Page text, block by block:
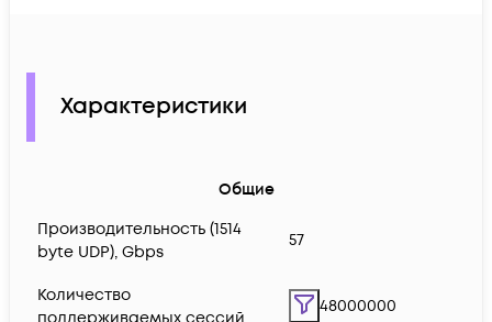
Характеристики
Общие
Производительность (1514
byte UDP), Gbps
57
Количество
48000000